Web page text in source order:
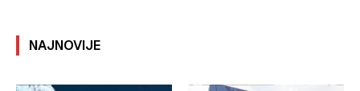
NAJNOVIJE